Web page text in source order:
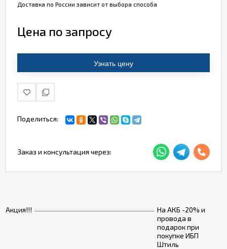
Акция!!!
На АКБ -20% и
провода в
подарок при
покупке ИБП
Штиль
Доставка по России зависит от выбора способа
Цена по запросу
Узнать цену
Поделиться:
Заказ и консультация через: